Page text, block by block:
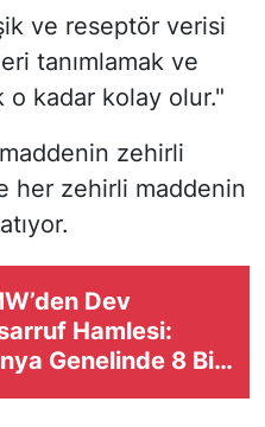
ve reseptör verisi
tanımlamak ve
kadar kolay olur."
zehirli
her zehirli maddenin
Dev
Hamlesi:
Genelinde 8 Bin